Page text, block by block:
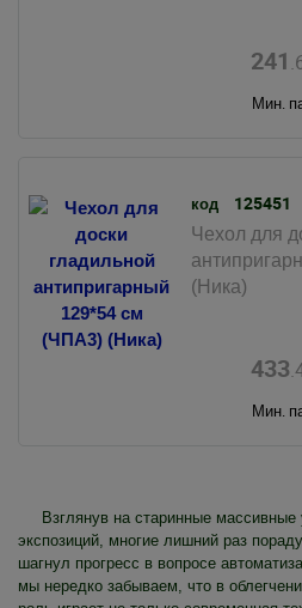
241
Мин.
код 125451
Чехол для
(Ника)
433
Мин.
Взглянув на старинные массивные
экспозиций, многие лишний раз
шагнул прогресс в вопросе
мы нередко забываем, что в